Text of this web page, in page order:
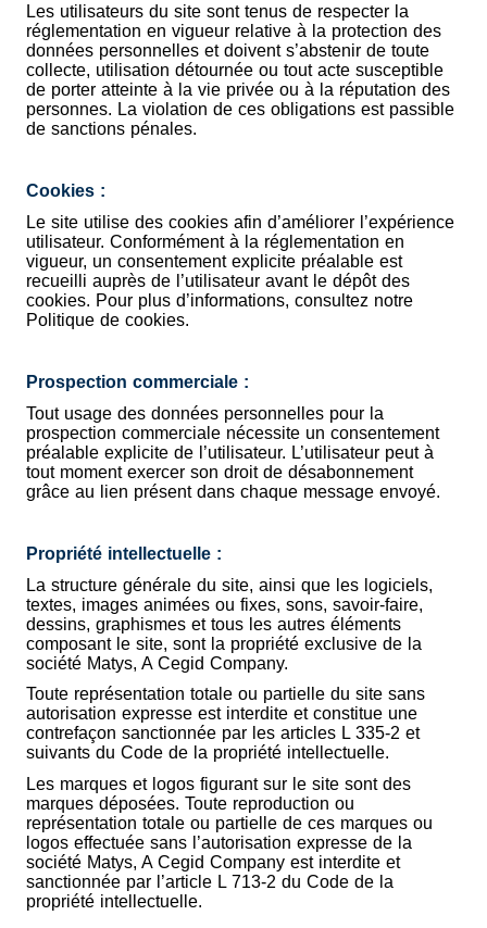
Les utilisateurs du site sont tenus de respecter la
réglementation en vigueur relative à la protection des
données personnelles et doivent s’abstenir de toute
collecte, utilisation détournée ou tout acte susceptible
de porter atteinte à la vie privée ou à la réputation des
personnes. La violation de ces obligations est passible
de sanctions pénales.
Cookies :
Le site utilise des cookies afin d’améliorer l’expérience
utilisateur. Conformément à la réglementation en
vigueur, un consentement explicite préalable est
recueilli auprès de l’utilisateur avant le dépôt des
cookies. Pour plus d’informations, consultez notre
Politique de cookies.
Prospection commerciale :
Tout usage des données personnelles pour la
prospection commerciale nécessite un consentement
préalable explicite de l’utilisateur. L’utilisateur peut à
tout moment exercer son droit de désabonnement
grâce au lien présent dans chaque message envoyé.
Propriété intellectuelle :
La structure générale du site, ainsi que les logiciels,
textes, images animées ou fixes, sons, savoir-faire,
dessins, graphismes et tous les autres éléments
composant le site, sont la propriété exclusive de la
société Matys, A Cegid Company.
Toute représentation totale ou partielle du site sans
autorisation expresse est interdite et constitue une
contrefaçon sanctionnée par les articles L 335-2 et
suivants du Code de la propriété intellectuelle.
Les marques et logos figurant sur le site sont des
marques déposées. Toute reproduction ou
représentation totale ou partielle de ces marques ou
logos effectuée sans l’autorisation expresse de la
société Matys, A Cegid Company est interdite et
sanctionnée par l’article L 713-2 du Code de la
propriété intellectuelle.